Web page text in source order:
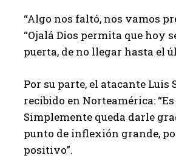
“Algo nos faltó, nos vamos
“Ojalá Dios permita que hoy
puerta, de no llegar hasta el
Por su parte, el atacante
recibido en Norteamérica:
Simplemente queda darle
punto de inflexión grande,
positivo”.